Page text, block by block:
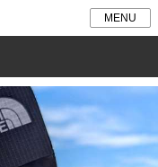
MENU